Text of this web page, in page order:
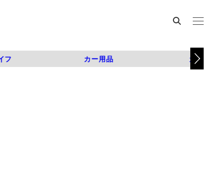
フ カー用品 カスタム